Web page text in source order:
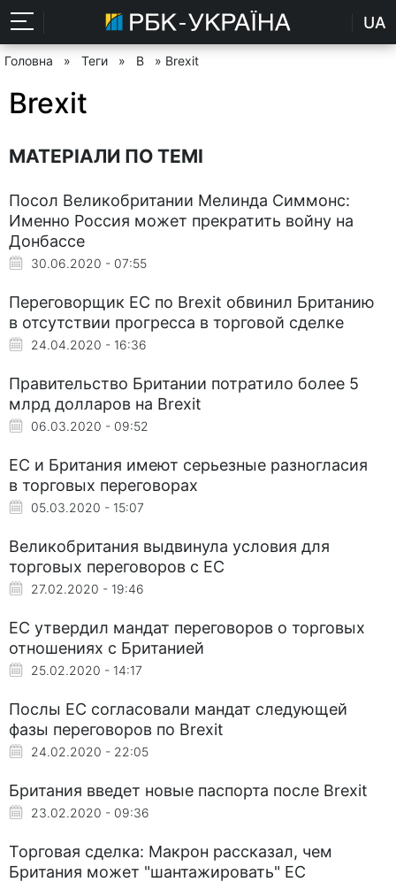
UA
Головна » Теги » B » Brexit
Brexit
МАТЕРІАЛИ ПО ТЕМІ
Посол Великобритании Мелинда Симмонс:
Именно Россия может прекратить войну на
Донбассе
30.06.2020 - 07:55
Переговорщик ЕС по Brexit обвинил Британию
в отсутствии прогресса в торговой сделке
24.04.2020 - 16:36
Правительство Британии потратило более 5
млрд долларов на Brexit
06.03.2020 - 09:52
ЕС и Британия имеют серьезные разногласия
в торговых переговорах
05.03.2020 - 15:07
Великобритания выдвинула условия для
торговых переговоров с ЕС
27.02.2020 - 19:46
ЕС утвердил мандат переговоров о торговых
отношениях с Британией
25.02.2020 - 14:17
Послы ЕС согласовали мандат следующей
фазы переговоров по Brexit
24.02.2020 - 22:05
Британия введет новые паспорта после Brexit
23.02.2020 - 09:36
Торговая сделка: Макрон рассказал, чем
Британия может "шантажировать" ЕС